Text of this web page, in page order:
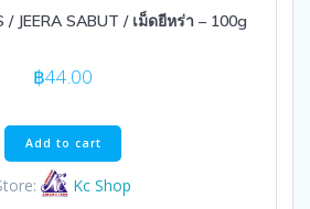
/ JEERA SABUT / เม็ดยีหร่า – 100g
฿44.00
Add to cart
Kc Shop